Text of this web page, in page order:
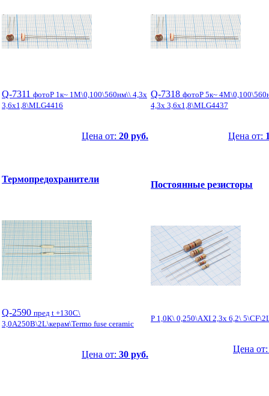
Q-7311 фотоР 1к~ 1М\0,100\560нм\\ 4,3x
3,6x1,8\MLG4416
Цена от: 20 руб.
Q-7318 фотоР 5к~
4,3x 3,6x1,8\MLG4437
Цена от:
Термопредохранители
Q-2590 пред t +130C\
3,0А250В\2L\керам\Termo fuse ceramic
Цена от: 30 руб.
Постоянные резисторы
Р 1,0К\ 0,250\AXI 2,3x 6,2\
Цена